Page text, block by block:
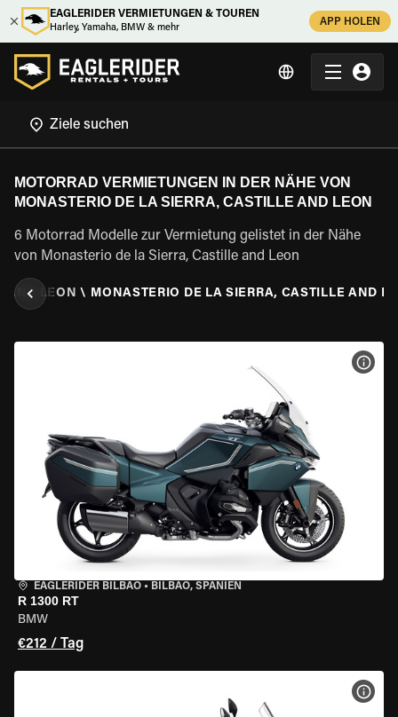
EAGLERIDER VERMIETUNGEN & TOUREN
Harley, Yamaha, BMW & mehr
APP HOLEN
MOTORRAD VERMIETUNGEN IN DER NÄHE VON
MONASTERIO DE LA SIERRA, CASTILLE AND LEON
6 Motorrad Modelle zur Vermietung gelistet in der Nähe
von Monasterio de la Sierra, Castille and Leon
AND LEON \ MONASTERIO DE LA SIERRA, CASTILLE AND
EAGLERIDER BILBAO • BILBAO, SPANIEN
R 1300 RT
BMW
€212 / Tag